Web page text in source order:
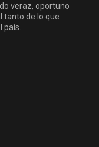
veraz, oportuno
tanto de lo que
país.